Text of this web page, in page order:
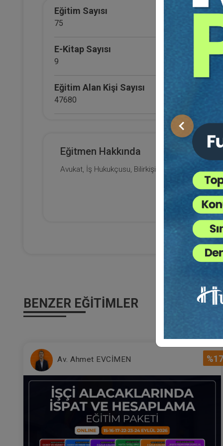
Önceki
Eğitim Sayısı
75
E-Kitap Sayısı
9
Eğitim Alan Kişi Sayısı
47680
Makale Sayısı
15
22
Eğitmen Hakkında
Avukat, İş Hukukçusu, Bilirkişi
BENZER EĞITIMLER
%17
Av. Ahmet EVCİMEN